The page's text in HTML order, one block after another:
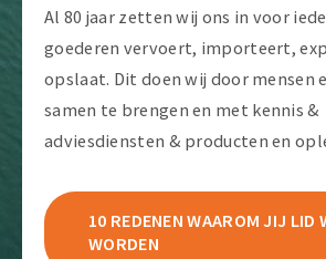
Al 80 jaar zetten wij ons in voor
goederen vervoert, importeert,
opslaat. Dit doen wij door mensen
samen te brengen en met kennis &
adviesdiensten & producten en
10 REDENEN WAAROM JIJ LID
WORDEN